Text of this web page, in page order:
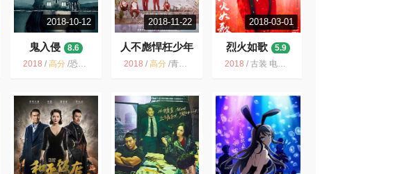
2018-10-12
鬼入侵
8.6
2018 / 高分/恐怖 惊悚 悬疑 美国 灵异 鬼屋 家庭 亲情
2018-11-22
人不彪悍枉少年
7.4
2018 /高分 /青春 校园 成长 温暖 回忆 爱情 网络剧 温情
2018-03-01
烈火如歌
5.9
2018 /古装 电视剧 爱情 小说改编 武侠 2018 奇幻 中国大陆